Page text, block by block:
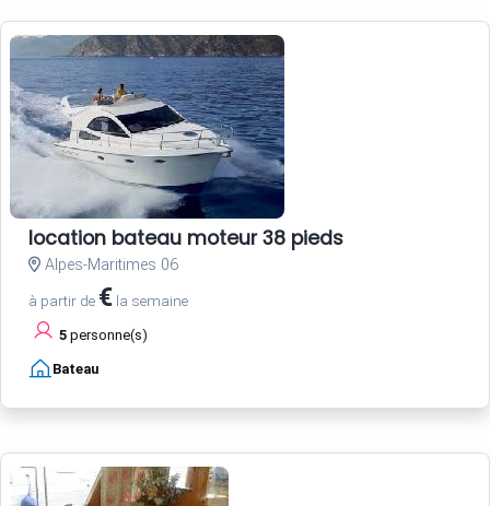
location bateau moteur 38 pieds
Alpes-Maritimes 06
à partir de € la semaine
5 personne(s)
Bateau